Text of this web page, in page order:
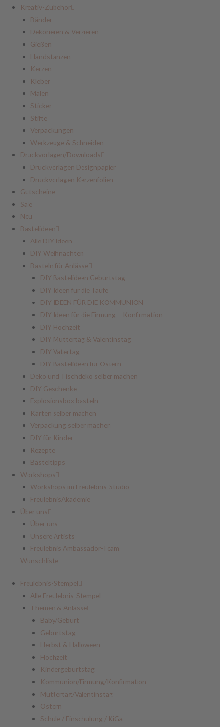
Kreativ-Zubehör
Bänder
Dekorieren & Verzieren
Gießen
Handstanzen
Kerzen
Kleber
Malen
Sticker
Stifte
Verpackungen
Werkzeuge & Schneiden
Druckvorlagen/Downloads
Druckvorlagen Designpapier
Druckvorlagen Kerzenfolien
Gutscheine
Sale
Neu
Bastelideen
Alle DIY Ideen
DIY Weihnachten
Basteln für Anlässe
DIY Bastelideen Geburtstag
DIY Ideen für die Taufe
DIY IDEEN FÜR DIE KOMMUNION
DIY Ideen für die Firmung – Konfirmation
DIY Hochzeit
DIY Muttertag & Valentinstag
DIY Vatertag
DIY Bastelideen für Ostern
Deko und Tischdeko selber machen
DIY Geschenke
Explosionsbox basteln
Karten selber machen
Verpackung selber machen
DIY für Kinder
Rezepte
Basteltipps
Workshops
Workshops im Freulebnis-Studio
FreulebnisAkademie
Über uns
Über uns
Unsere Artists
Freulebnis Ambassador-Team
Wunschliste
Freulebnis-Stempel
Alle Freulebnis-Stempel
Themen & Anlässe
Baby/Geburt
Geburtstag
Herbst & Halloween
Hochzeit
Kindergeburtstag
Kommunion/Firmung/Konfirmation
Muttertag/Valentinstag
Ostern
Schule / Einschulung / KiGa